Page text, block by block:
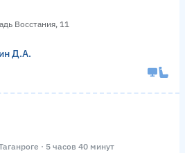
Восстания, 11
Д.А.
· 5 часов 40 минут